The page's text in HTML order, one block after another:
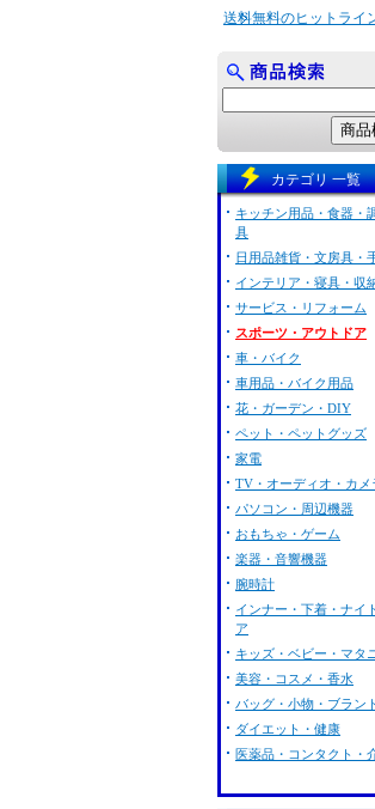
送料無料のヒットライ
カテゴリ 一覧
キッチン用品・食器・
具
日用品雑貨・文房具・
インテリア・寝具・収
サービス・リフォーム
スポーツ・アウトドア
車・バイク
車用品・バイク用品
花・ガーデン・DIY
ペット・ペットグッズ
家電
TV・オーディオ・カメ
パソコン・周辺機器
おもちゃ・ゲーム
楽器・音響機器
腕時計
インナー・下着・ナイ
ア
キッズ・ベビー・マタ
美容・コスメ・香水
バッグ・小物・ブラン
ダイエット・健康
医薬品・コンタクト・